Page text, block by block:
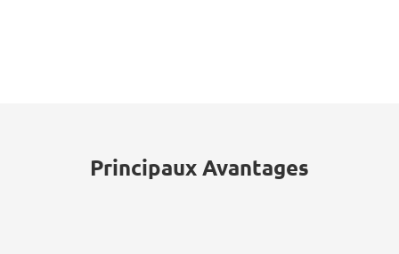
Principaux Avantages